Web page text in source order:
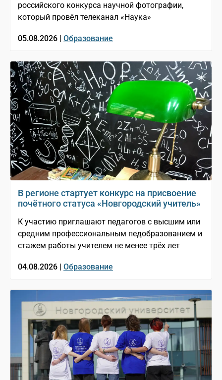
российского конкурса научной фотографии,
который провёл телеканал «Наука»
05.08.2026 | Образование
В регионе стартует конкурс на присвоение
почётного статуса «Новгородский учитель»
К участию приглашают педагогов с высшим или
средним профессиональным педобразованием и
стажем работы учителем не менее трёх лет
04.08.2026 | Образование